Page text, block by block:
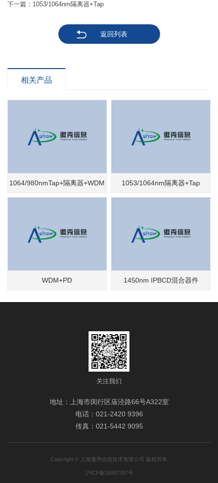
下一篇： 1053/1064nm隔离器+Tap
返回列表
相关产品
1064/980nmTap+隔离器+WDM 1053/1064nm隔离器+Tap
WDM+PD 1450nm IPBCD混合器件
关注我们
地址：上海市闵行区庙泾路66号A322室
电话：021-2420 9396
传真：021-5442 9095
Copyright © 上海傲秀信息技术有限公司 版权所有
沪ICP备20007757号